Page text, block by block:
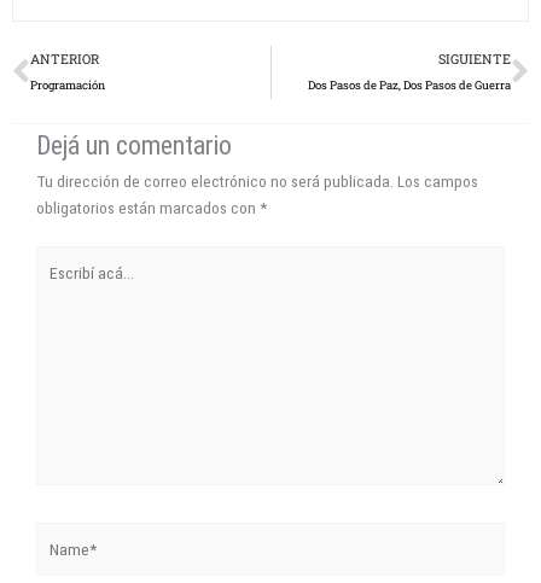
Prev
ANTERIOR
Programación
SIGUIENTE
Dos Pasos de Paz, Dos Pasos de Guerra
Dejá un comentario
Tu dirección de correo electrónico no será publicada. Los campos
obligatorios están marcados con *
acá...